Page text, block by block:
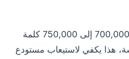
مليون رمز يعادل تقريبًا 700,000 إلى 750,000 كلمة
هذا يكفي لاستيعاب مستودع